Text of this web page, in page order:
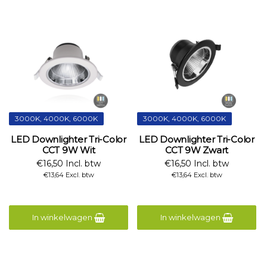
3000K, 4000K, 6000K
LED Downlighter Tri-Color
CCT 9W Wit
€16,50 Incl. btw
€13,64 Excl. btw
In winkelwagen
3000K, 4000K, 6000K
LED Downlighter Tri-Color
CCT 9W Zwart
€16,50 Incl. btw
€13,64 Excl. btw
In winkelwagen